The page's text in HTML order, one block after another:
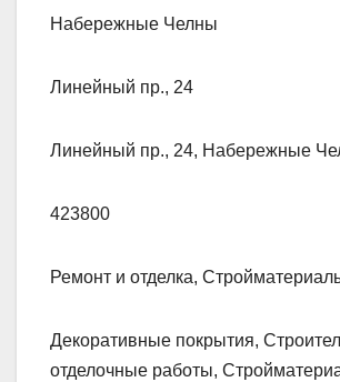
Набережные Челны
Линейный пр., 24
Линейный пр., 24, Набережные
423800
Ремонт и отделка,
Декоративные покрытия,
отделочные работы,